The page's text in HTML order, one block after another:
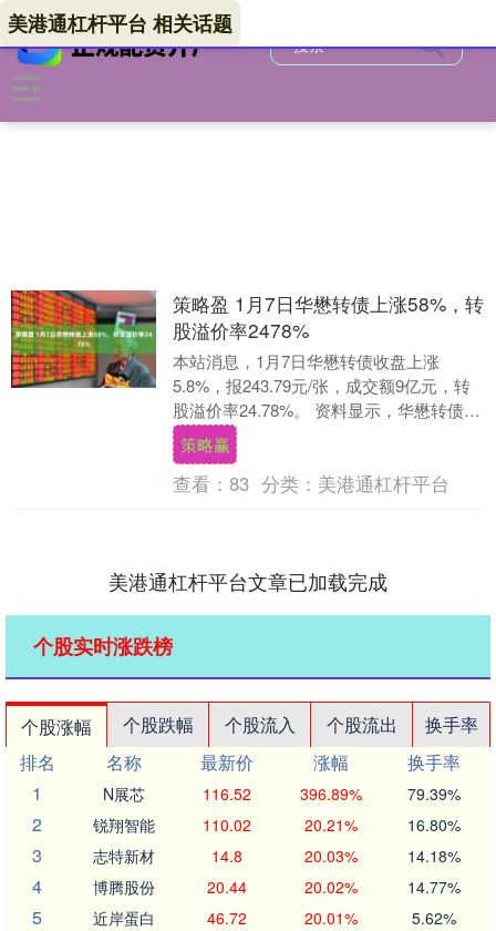
美港通杠杆平台 相关话题
策略盈 1月7日华懋转债上涨58%，转
股溢价率2478%
本站消息，1月7日华懋转债收盘上涨
5.8%，报243.79元/张，成交额9亿元，转
股溢价率24.78%。 资料显示，华懋转债信
用级别为“AA-”，债券期限6年（....
策略赢
查看： 83 分类： 美港通杠杆平台
美港通杠杆平台文章已加载完成
个股实时涨跌榜
个股涨幅 个股跌幅 个股流入 个股流出
换手率
排名
名称 最新价 涨幅
换手率
1
N展芯 116.52 396.89% 79.39%
2 锐翔智能 110.02 20.21% 16.80%
3 志特新材 14.8 20.03% 14.18%
4 博腾股份 20.44 20.02% 14.77%
5 近岸蛋白 46.72 20.01% 5.62%